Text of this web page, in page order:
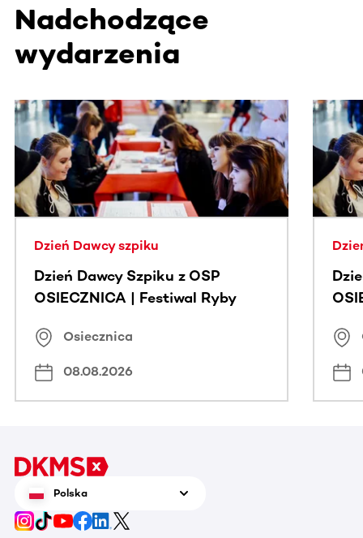
Nadchodzące
wydarzenia
Ta sekcja zawiera treści przewijane w poziomie. Użyj
Dzień Dawcy szpiku
Dzień Dawcy Szpiku z OSP
OSIECZNICA | Festiwal Ryby
Osiecznica
08.08.2026
Polska